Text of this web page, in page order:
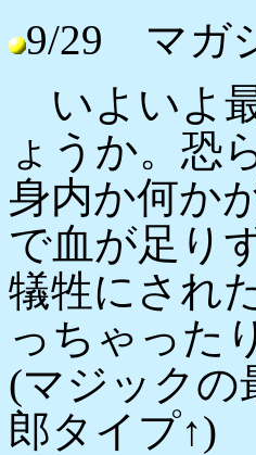
9/29 マガ
いよいよ
ょうか。恐
身内か何か
で血が足り
犠牲にされ
っちゃった
(マジックの
郎タイプ↑)